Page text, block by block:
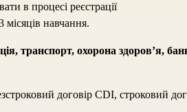
в процесі реєстрації
навчання.
транспорт, охорона здоров’я,
договір CDI, строковий